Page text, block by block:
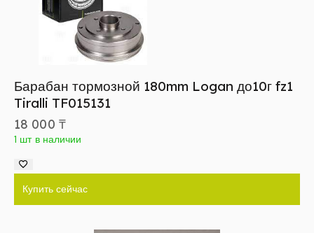
Барабан тормозной 180mm Logan до10г fz1
Tiralli TF015131
18 000 ₸
1 шт в наличии
Купить сейчас